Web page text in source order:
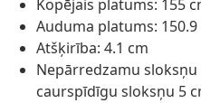
Kopējais platums: 155
Auduma platums:
Atšķirība: 4.1 cm
Nepārredzamu
caurspīdīgu sloksņu 5